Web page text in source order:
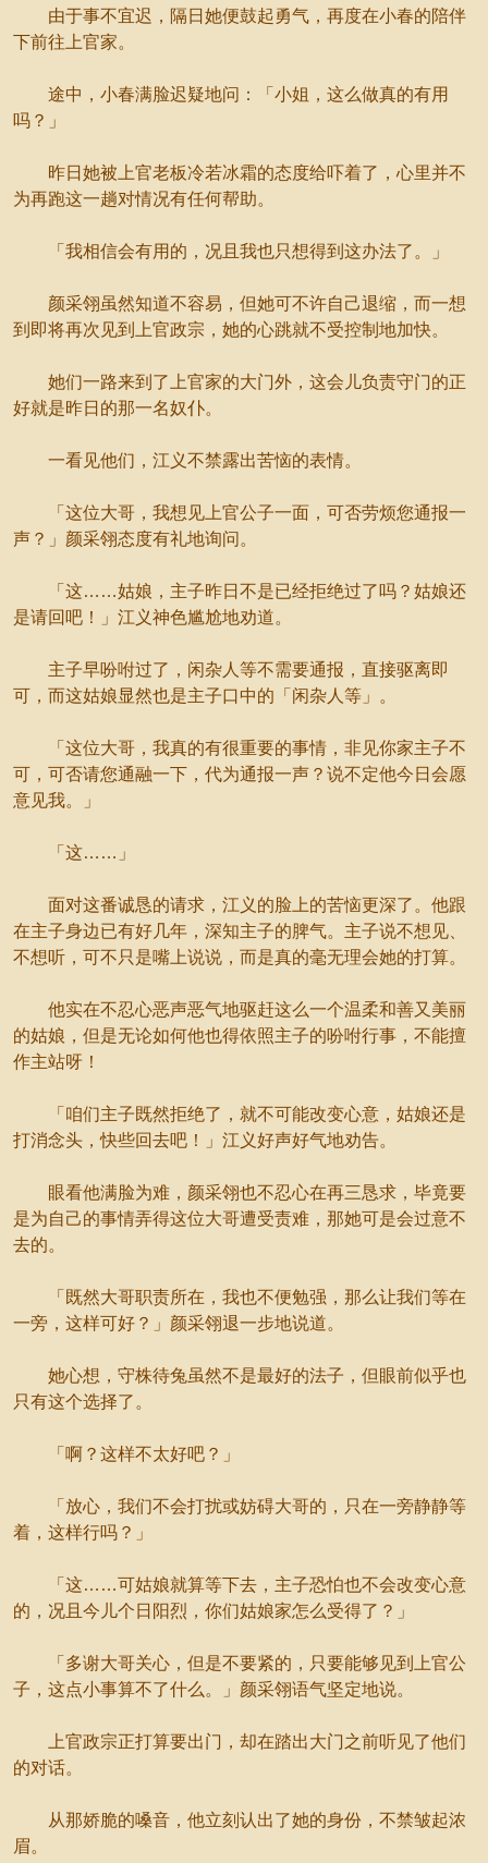
由于事不宜迟，隔日她便鼓起勇气，再度在小春的陪伴
下前往上官家。
途中，小春满脸迟疑地问：「小姐，这么做真的有用
吗？」
昨日她被上官老板冷若冰霜的态度给吓着了，心里并不
为再跑这一趟对情况有任何帮助。
「我相信会有用的，况且我也只想得到这办法了。」
颜采翎虽然知道不容易，但她可不许自己退缩，而一想
到即将再次见到上官政宗，她的心跳就不受控制地加快。
她们一路来到了上官家的大门外，这会儿负责守门的正
好就是昨日的那一名奴仆。
一看见他们，江义不禁露出苦恼的表情。
「这位大哥，我想见上官公子一面，可否劳烦您通报一
声？」颜采翎态度有礼地询问。
「这……姑娘，主子昨日不是已经拒绝过了吗？姑娘还
是请回吧！」江义神色尴尬地劝道。
主子早吩咐过了，闲杂人等不需要通报，直接驱离即
可，而这姑娘显然也是主子口中的「闲杂人等」。
「这位大哥，我真的有很重要的事情，非见你家主子不
可，可否请您通融一下，代为通报一声？说不定他今日会愿
意见我。」
「这……」
面对这番诚恳的请求，江义的脸上的苦恼更深了。他跟
在主子身边已有好几年，深知主子的脾气。主子说不想见、
不想听，可不只是嘴上说说，而是真的毫无理会她的打算。
他实在不忍心恶声恶气地驱赶这么一个温柔和善又美丽
的姑娘，但是无论如何他也得依照主子的吩咐行事，不能擅
作主站呀！
「咱们主子既然拒绝了，就不可能改变心意，姑娘还是
打消念头，快些回去吧！」江义好声好气地劝告。
眼看他满脸为难，颜采翎也不忍心在再三恳求，毕竟要
是为自己的事情弄得这位大哥遭受责难，那她可是会过意不
去的。
「既然大哥职责所在，我也不便勉强，那么让我们等在
一旁，这样可好？」颜采翎退一步地说道。
她心想，守株待兔虽然不是最好的法子，但眼前似乎也
只有这个选择了。
「啊？这样不太好吧？」
「放心，我们不会打扰或妨碍大哥的，只在一旁静静等
着，这样行吗？」
「这……可姑娘就算等下去，主子恐怕也不会改变心意
的，况且今儿个日阳烈，你们姑娘家怎么受得了？」
「多谢大哥关心，但是不要紧的，只要能够见到上官公
子，这点小事算不了什么。」颜采翎语气坚定地说。
上官政宗正打算要出门，却在踏出大门之前听见了他们
的对话。
从那娇脆的嗓音，他立刻认出了她的身份，不禁皱起浓
眉。